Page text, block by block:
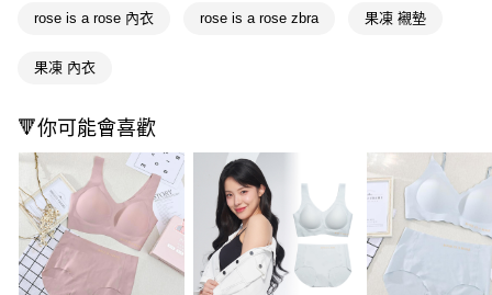
２．便利：只要手機號碼，簡訊認證，即可結帳。
３．安心：先確認商品／服務後，再付款。
【「AFTEE先享後付」結帳流程】
２．訂單成立數日內，您將收到繳費通知簡訊。
ATM／網路銀行／等多元方式進行付款，方視為交易完成。
※ 請注意：結帳手續完成當下不需立刻繳費，但若您需要取消訂單，請聯絡
購買商品的店家。未經商家同意取消之訂單仍視為有效，需透過AFTEE先享
後付繳納相關費用。
※ 交易是否成功請以「AFTEE先享後付 」之結帳頁面顯示為準，若有關於
是否繳費成功／繳費後需取消欲退款等相關疑問，請聯繫「AFTEE先享後付
客戶支援中心」 https://netprotections.freshdesk.com/support/home
每筆NT$65，滿NT$390(含以上)免運費
每筆NT$65，滿NT$390(含以上)免運費
萊爾富取貨付款
每筆NT$65，滿NT$490(含以上)免運費
付款後萊爾富取貨
每筆NT$65，滿NT$490(含以上)免運費
rose is a rose 內衣 rose is a rose zbra 果凍 襯墊
果凍 內衣
🔻你可能會喜歡